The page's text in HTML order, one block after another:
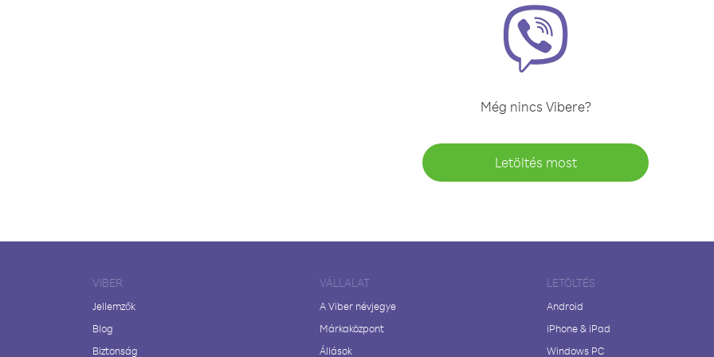
Még nincs Vibere?
Letöltés most
VIBER
Jellemzők
Blog
Biztonság
VÁLLALAT
A Viber névjegye
Márkaközpont
Állások
LETÖLTÉS
Android
iPhone & iPad
Windows PC